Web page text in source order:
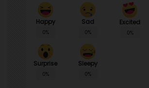
Happy
0%
Sad
0%
Excited
0%
Surprise
0%
Sleepy
0%